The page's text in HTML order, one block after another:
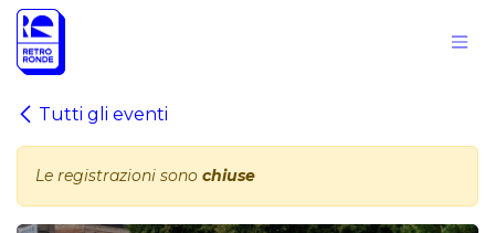
Passa al contenuto
Tutti gli eventi
Le registrazioni sono chiuse